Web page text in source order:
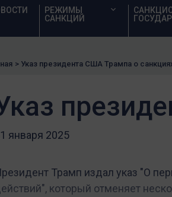
РЕЖИМЫ
САНКЦИЙ
> Указ президента США Трампа о
января 2025
Трамп издал указ "О
который отменяет